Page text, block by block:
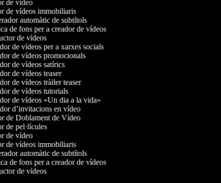
de vídeo
de vídeos immobiliaris
automàtic de subtítols
de fons per a creador de vídeos
de vídeos
de vídeos per a xarxes socials
de vídeos promocionals
de vídeos satírics
de vídeos teaser
de vídeos tràiler teaser
de vídeos tutorials
de vídeos «Un dia a la vida»
d’invitacions en vídeo
de Doblament de Vídeo
de pel·lícules
de vídeo
de vídeos immobiliaris
automàtic de subtítols
de fons per a creador de vídeos
de vídeos